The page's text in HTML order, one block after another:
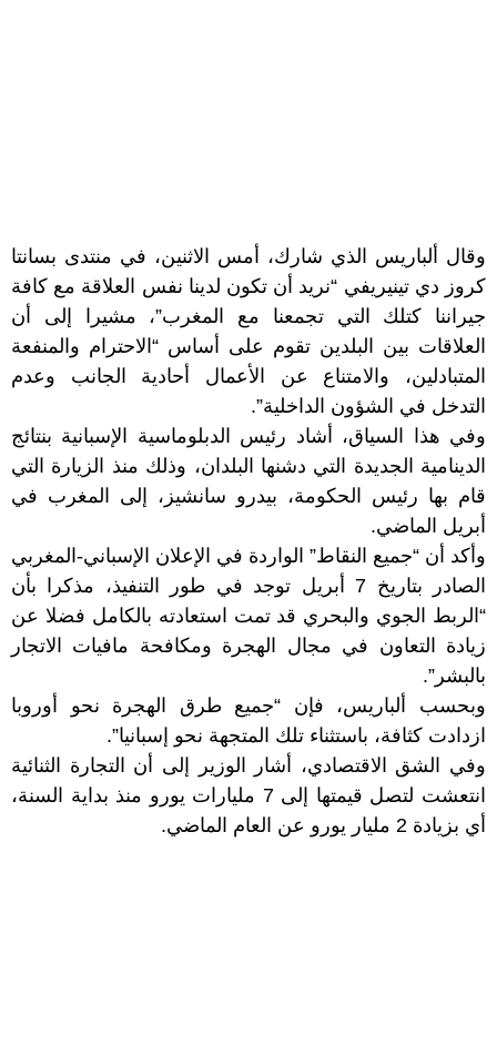
وقال ألباريس الذي شارك، أمس الاثنين، في منتدى بسانتا
كروز دي تينيريفي “نريد أن تكون لدينا نفس العلاقة مع كافة
جيراننا كتلك التي تجمعنا مع المغرب”، مشيرا إلى أن
العلاقات بين البلدين تقوم على أساس “الاحترام والمنفعة
المتبادلين، والامتناع عن الأعمال أحادية الجانب وعدم
التدخل في الشؤون الداخلية”.
وفي هذا السياق، أشاد رئيس الدبلوماسية الإسبانية بنتائج
الدينامية الجديدة التي دشنها البلدان، وذلك منذ الزيارة التي
قام بها رئيس الحكومة، بيدرو سانشيز، إلى المغرب في
أبريل الماضي.
وأكد أن “جميع النقاط” الواردة في الإعلان الإسباني-المغربي
الصادر بتاريخ 7 أبريل توجد في طور التنفيذ، مذكرا بأن
“الربط الجوي والبحري قد تمت استعادته بالكامل فضلا عن
زيادة التعاون في مجال الهجرة ومكافحة مافيات الاتجار
بالبشر”.
وبحسب ألباريس، فإن “جميع طرق الهجرة نحو أوروبا
ازدادت كثافة، باستثناء تلك المتجهة نحو إسبانيا”.
وفي الشق الاقتصادي، أشار الوزير إلى أن التجارة الثنائية
انتعشت لتصل قيمتها إلى 7 مليارات يورو منذ بداية السنة،
أي بزيادة 2 مليار يورو عن العام الماضي.